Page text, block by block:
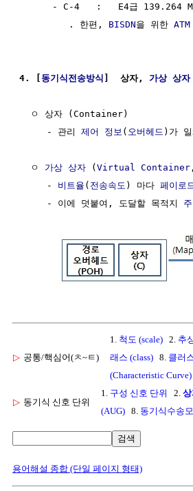
- C-4   :   E4급 139.264
         . 한편,
BISDN을 위한
4. [ 동기식전송방식 ]  상자, 가상 상자
  ㅇ 상자 (Container)
     - 관리
제어 정보 ( 오버헤드 )가 일
  ㅇ
가상 상자 (Virtual Container
     -
비트율 ( 전송속도 ) 마다 페이로
     - 이에 덧붙여, 도달할 목적지
▷ 공통/핵심어(ㅊ~ㅌ)
1. 척도 (scale) 2. 추
래스 (class) 8. 클러
(Characteristic Curve)
▷ 동기식 신호 단위
1. 구성 신호 단위 2. 상
(AUG) 8. 동기식수송
검색
용어해설 종합 (단일 페이지 형태)